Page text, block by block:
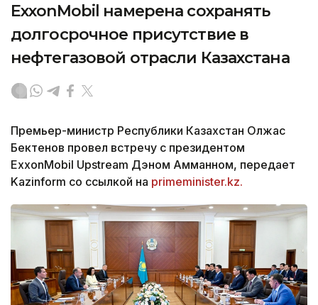
ExxonMobil намерена сохранять
долгосрочное присутствие в
нефтегазовой отрасли Казахстана
Премьер-министр Республики Казахстан Олжас
Бектенов провел встречу с президентом
ExxonMobil Upstream Дэном Амманном, передает
Kazinform со ссылкой на primeminister.kz.